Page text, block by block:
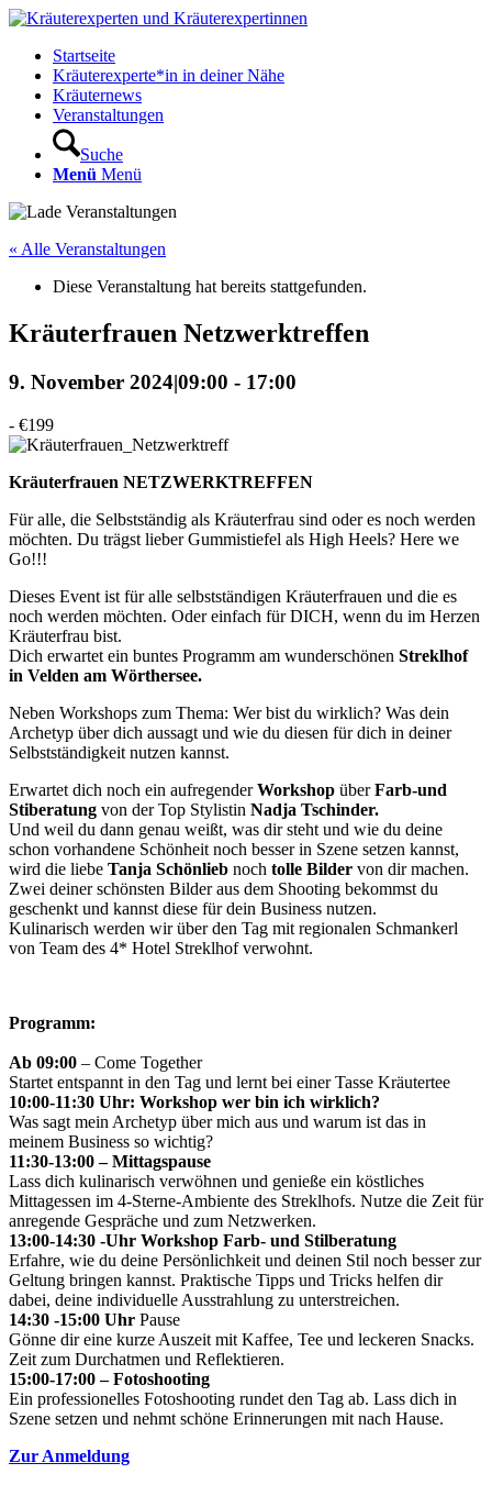
Startseite
Kräuterexperte*in in deiner Nähe
Kräuternews
Veranstaltungen
Suche
Menü Menü
« Alle Veranstaltungen
Diese Veranstaltung hat bereits stattgefunden.
Kräuterfrauen Netzwerktreffen
9. November 2024|09:00 - 17:00
- €199
Kräuterfrauen NETZWERKTREFFEN
Für alle, die Selbstständig als Kräuterfrau sind oder es noch werden
möchten. Du trägst lieber Gummistiefel als High Heels? Here we
Go!!!
Dieses Event ist für alle selbstständigen Kräuterfrauen und die es
noch werden möchten. Oder einfach für DICH, wenn du im Herzen
Kräuterfrau bist.
Dich erwartet ein buntes Programm am wunderschönen Streklhof
in Velden am Wörthersee.
Neben Workshops zum Thema: Wer bist du wirklich? Was dein
Archetyp über dich aussagt und wie du diesen für dich in deiner
Selbstständigkeit nutzen kannst.
Erwartet dich noch ein aufregenderWorkshop überFarb-und
Stiberatung von der Top Stylistin Nadja Tschinder.
Und weil du dann genau weißt, was dir steht und wie du deine
schon vorhandene Schönheit noch besser in Szene setzen kannst,
wird die liebe Tanja Schönlieb noch tolle Bilder von dir machen.
Zwei deiner schönsten Bilder aus dem Shooting bekommst du
geschenkt und kannst diese für dein Business nutzen.
Kulinarisch werden wir über den Tag mit regionalen Schmankerl
von Team des 4* Hotel Streklhof verwohnt.
Programm:
Ab 09:00 – Come Together
Startet entspannt in den Tag und lernt bei einer Tasse Kräutertee
10:00-11:30 Uhr: Workshop wer bin ich wirklich?
Was sagt mein Archetyp über mich aus und warum ist das in
meinem Business so wichtig?
11:30-13:00 – Mittagspause
Lass dich kulinarisch verwöhnen und genieße ein köstliches
Mittagessen im 4-Sterne-Ambiente des Streklhofs. Nutze die Zeit für
anregende Gespräche und zum Netzwerken.
13:00-14:30 -Uhr Workshop Farb- und Stilberatung
Erfahre, wie du deine Persönlichkeit und deinen Stil noch besser zur
Geltung bringen kannst. Praktische Tipps und Tricks helfen dir
dabei, deine individuelle Ausstrahlung zu unterstreichen.
14:30 -15:00 Uhr Pause
Gönne dir eine kurze Auszeit mit Kaffee, Tee und leckeren Snacks.
Zeit zum Durchatmen und Reflektieren.
15:00-17:00 – Fotoshooting
Ein professionelles Fotoshooting rundet den Tag ab. Lass dich in
Szene setzen und nehmt schöne Erinnerungen mit nach Hause.
Zur Anmeldung